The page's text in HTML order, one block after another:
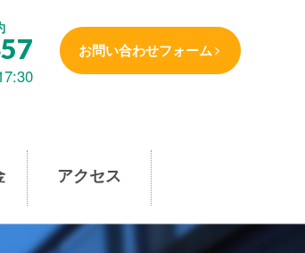
お問い合わせフォーム
アクセス